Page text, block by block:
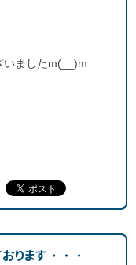
いましたm(__)m
ります・・・